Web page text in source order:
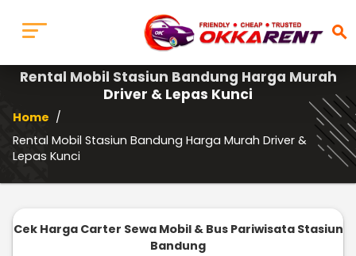
search
Rental Mobil Stasiun Bandung Harga Murah
Driver & Lepas Kunci
Home /
Rental Mobil Stasiun Bandung Harga Murah Driver &
Lepas Kunci
Cek Harga Carter Sewa Mobil & Bus Pariwisata Stasiun
Bandung